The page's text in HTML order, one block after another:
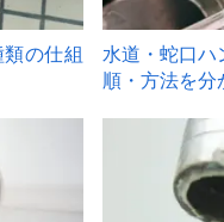
の仕組
水道・蛇口ハ
順・方法を分